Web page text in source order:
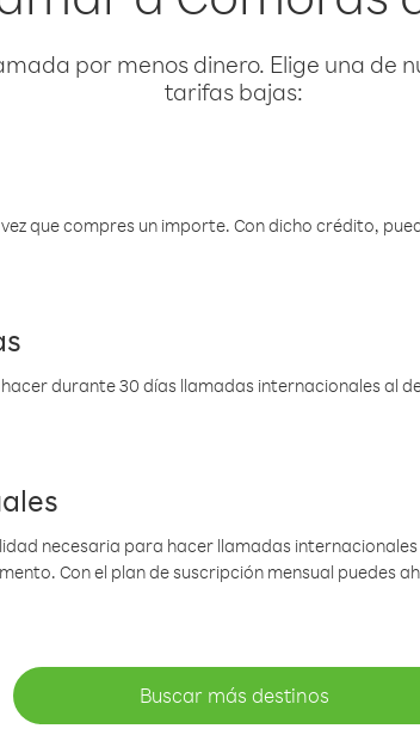
por menos dinero. Elige una de
tarifas bajas:
que compres un importe. Con dicho crédito,
durante 30 días llamadas internacionales al
necesaria para hacer llamadas
Con el plan de suscripción mensual puedes
Buscar más destinos